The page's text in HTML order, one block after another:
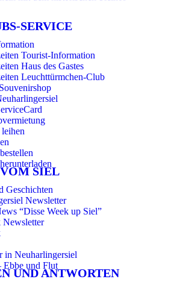
SERVICE
Tourist-Information
Haus des Gastes
Leuchttürmchen-Club
SIEL
Geschichten
Newsletter
“Disse Week up Siel”
Newsletter
in Neuharlingersiel
Ebbe und Flut
UND ANTWORTEN